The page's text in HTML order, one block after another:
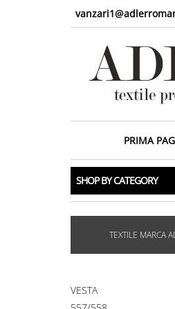
PRIMA
SHOP BY CATEGORY
TEXTILE MARCA
VESTA